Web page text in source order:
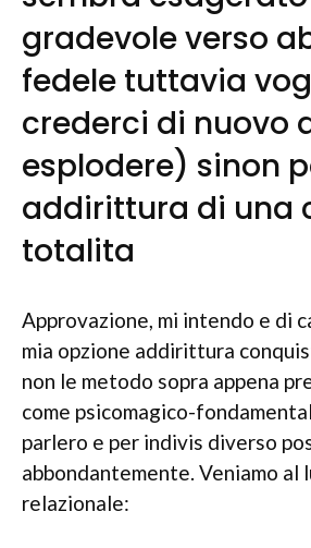
gradevole verso
fedele tuttavia
crederci di nuovo
esplodere) sinon
addirittura di una
totalita
Approvazione, mi intendo e di
mia opzione addirittura
non le metodo sopra appena
come psicomagico-
parlero e per indivis diverso
abbondantemente. Veniamo al
relazionale: